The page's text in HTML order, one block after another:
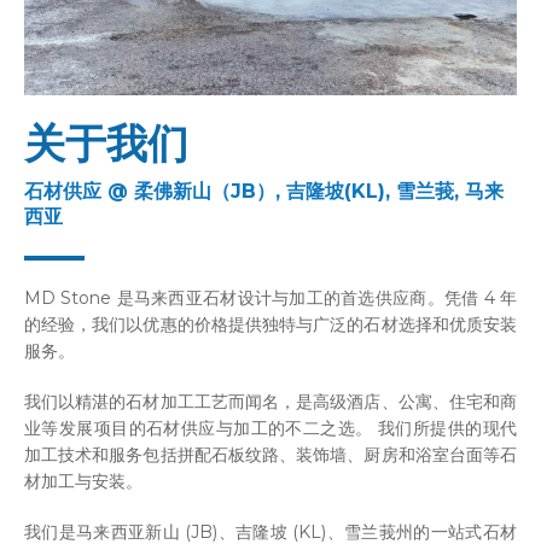
关于我们
石材供应 @ 柔佛新山（JB）, 吉隆坡(KL), 雪兰莪, 马来
西亚
MD Stone 是马来西亚石材设计与加工的首选供应商。凭借 4 年
的经验，我们以优惠的价格提供独特与广泛的石材选择和优质安装
服务。
我们以精湛的石材加工工艺而闻名，是高级酒店、公寓、住宅和商
业等发展项目的石材供应与加工的不二之选。 我们所提供的现代
加工技术和服务包括拼配石板纹路、装饰墙、厨房和浴室台面等石
材加工与安装。
我们是马来西亚新山 (JB)、吉隆坡 (KL)、雪兰莪州的一站式石材